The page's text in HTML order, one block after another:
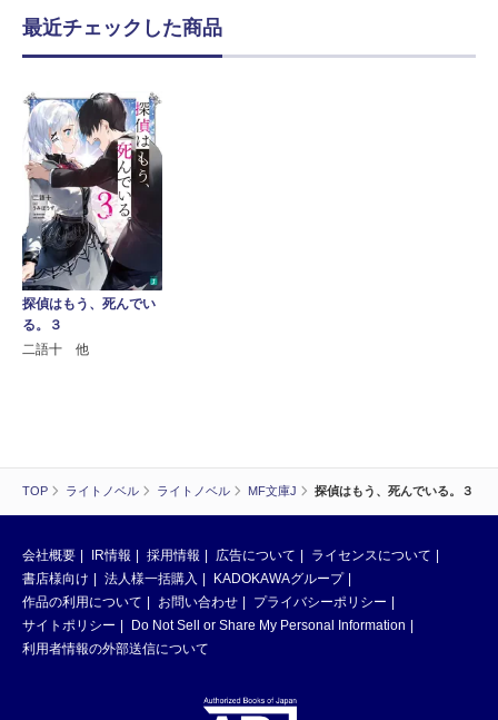
TOP ライトノベル ライトノベル MF文庫J 探偵はもう、死んでいる。３
最近チェックした商品
探偵はもう、死んでい
る。３
二語十 他
会社概要 IR情報 採用情報 広告について
ライセンスについて
書店様向け
法人様一括購入
KADOKAWAグループ
作品の利用について
お問い合わせ
プライバシーポリシー
サイトポリシー
Do Not Sell or Share My Personal Information
利用者情報の外部送信について